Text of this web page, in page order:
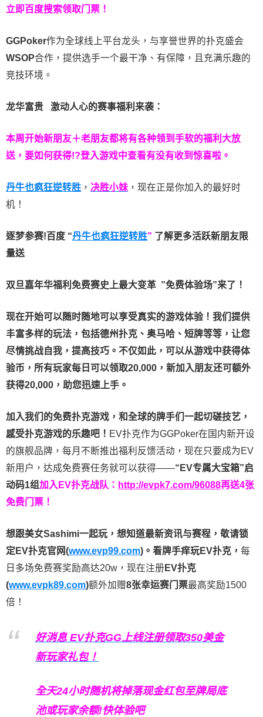
立即百度搜索领取门票！
GGPoker作为全球线上平台龙头，与享誉世界的扑克盛会
WSOP合作，提供选手一个最干净、有保障，且充满乐趣的
竞技环境。
龙华富贵 激动人心的赛事福利来袭：
本周开始新朋友＋老朋友都将有各种领到手软的福利大放
送，要如何获得!?登入游戏中查看有没有收到惊喜啦。
丹牛也疯狂逆转胜 ， 决胜小妹 ，现在正是你加入的最好时
机！
逐梦参赛!百度 “丹牛也疯狂逆转胜” 了解更多活跃新朋友限
量送
双旦嘉年华福利 免费赛史上最大变革 ”免费体验场”来了！
现在开始可以随时随地可以享受真实的游戏体验！我们提供
丰富多样的玩法，包括德州扑克、奥马哈、短牌等等，让您
尽情挑战自我，提高技巧。不仅如此， 可以从游戏中获得体
验币，所有玩家每日可以领取20,000，新加入朋友还可额外
获得20,000，助您迅速上手。
加入我们的免费扑克游戏，和全球的牌手们一起切磋技艺，
感受扑克游戏的乐趣吧！ EV扑克作为GGPoker在国内新开设
的旗舰品牌，每月不断推出福利反馈活动，现在只要成为EV
新用户，达成免费赛任务就可以获得——“EV专属大宝箱”启
动码1组加入EV扑克战队： http://evpk7.com/96088再送4张
免费门票！
想跟美女Sashimi一起玩， 想知道最新资讯与赛程， 敬请锁
定EV扑克官网(www.evp99.com)。 看牌手痒玩EV扑克， 每
日多场免费赛奖励高达20w，现在注册 EV扑克
(www.evpk89.com)额外加赠8张幸运赛门票最高奖励1500
倍！
好消息 EV扑克GG上线注册领取350美金
新玩家礼包！
全天24小时随机将掉落现金红包至牌局底
池或玩家余额!快体验吧